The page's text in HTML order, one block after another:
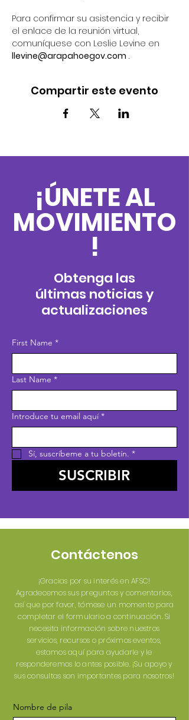
Para confirmar su asistencia y recibir
el enlace de la reunión virtual,
comuníquese con Leslie Levine en
llevine@arapahoegov.com .
Compartir este evento
¡ÚNETE AL
MOVIMIENTO
!
Obtenga las
últimas noticias y
actualizaciones
First Name *
Last Name *
Introduce tu email aquí *
Sí, suscríbeme a tu boletín. *
SUSCRIBIR
Contáctenos
¡Gracias por su interés en AFSC!
Agradecemos sus preguntas y comentarios,
así que por favor, tómese un momento para
completar el formulario a continuación. Si
necesita información sobre nuestros
servicios, recursos o próximos eventos,
estamos aquí para ayudarle y le
responderemos lo antes posible. ¡Su apoyo y
sus consultas son importantes para nosotros!
Nombre de pila